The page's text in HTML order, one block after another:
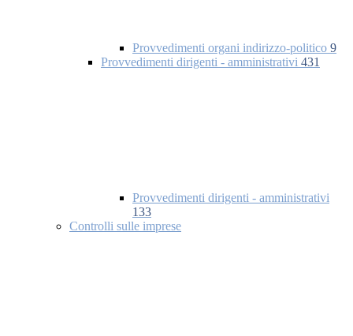
Provvedimenti organi indirizzo-politico 9
Provvedimenti dirigenti - amministrativi 431
Provvedimenti dirigenti - amministrativi
133
Controlli sulle imprese